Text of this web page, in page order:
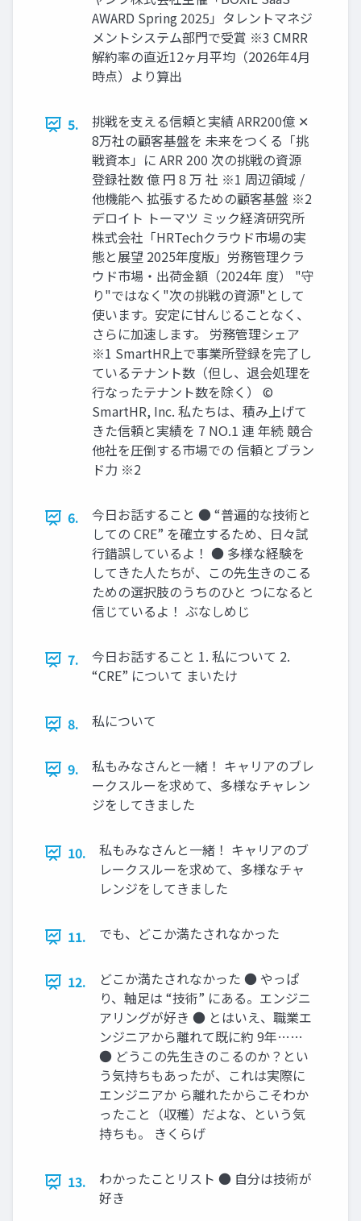
AWARD Spring 2025」タレントマネジ
メントシステム部⾨で受賞 ※3 CMRR
解約率の直近12ヶ⽉平均（2026年4⽉
時点）より算出
5.
挑戦を⽀える信頼と実績 ARR200億 ✕
8万社の顧客基盤を 未来をつくる「挑
戦資本」に ARR 200 次の挑戦の資源
登録社数 億 円 8 万 社 ※1 周辺領域 /
他機能へ 拡張するための顧客基盤 ※2
デロイト トーマツ ミック経済研究所
株式会社「HRTechクラウド市場の実
態と展望 2025年度版」労務管理クラ
ウド市場‧出荷⾦額（2024年 度） "守
り"ではなく"次の挑戦の資源"として
使います。安定に⽢んじることなく、
さらに加速します。 労務管理シェア
※1 SmartHR上で事業所登録を完了し
ているテナント数（但し、退会処理を
⾏なったテナント数を除く） ©
SmartHR, Inc. 私たちは、積み上げて
きた信頼と実績を 7 NO.1 連 年続 競合
他社を圧倒する市場での 信頼とブラン
ド⼒ ※2
6.
今日お話すること ● “普遍的な技術と
しての CRE” を確立するため、日々試
行錯誤しているよ！ ● 多様な経験を
してきた人たちが、この先生きのこる
ための選択肢のうちのひと つになると
信じているよ！ ぶなしめじ
7.
今日お話すること 1. 私について 2.
“CRE” について まいたけ
8. 私について
9.
私もみなさんと一緒！ キャリアのブレ
ークスルーを求めて、多様なチャレン
ジをしてきました
10.
私もみなさんと一緒！ キャリアのブ
レークスルーを求めて、多様なチャ
レンジをしてきました
11. でも、どこか満たされなかった
12.
どこか満たされなかった ● やっぱ
り、軸足は “技術” にある。エンジニ
アリングが好き ● とはいえ、職業エ
ンジニアから離れて既に約 9年……
● どうこの先生きのこるのか？とい
う気持ちもあったが、これは実際に
エンジニアか ら離れたからこそわか
ったこと（収穫）だよな、という気
持ちも。 きくらげ
13.
わかったことリスト ● 自分は技術が
好き